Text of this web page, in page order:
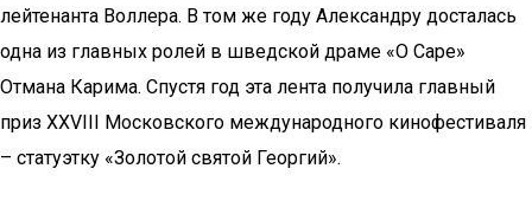
лейтенанта Воллера. В том же году Александру досталась
одна из главных ролей в шведской драме «О Саре»
Отмана Карима. Спустя год эта лента получила главный
приз XXVIII Московского международного кинофестиваля
– статуэтку «Золотой святой Георгий».